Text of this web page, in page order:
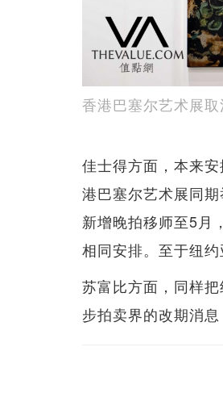
香港巴塞尔艺术展
佳士得方面，本来
港巴塞尔艺术展同
新增晚拍移师至5月
相同安排。至于纽
苏富比方面，同样
步拍卖界的改期消息